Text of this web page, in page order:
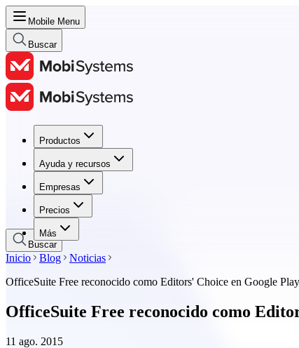
Mobile Menu
Buscar
Productos
Ayuda y recursos
Empresas
Precios
Más
Productos
Ayuda y recursos
Empresas
Precios
Buscar
Inicio Blog
Noticias
OfficeSuite Free reconocido como Editors' Choice en Google Play
OfficeSuite Free reconocido como
11 ago. 2015